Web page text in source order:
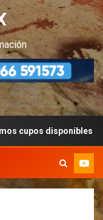
disponibles para